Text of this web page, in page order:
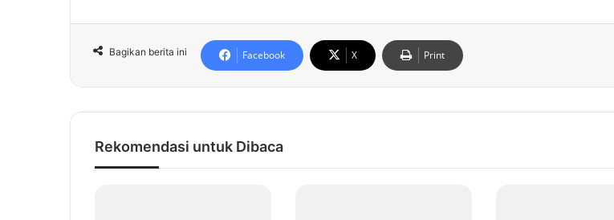
Bagikan berita ini Facebook X Print
Rekomendasi untuk Dibaca